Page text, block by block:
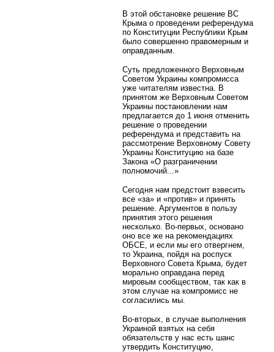
В этой обстановке решение ВС
Крыма о проведении референдума
по Конституции Республики Крым
было совершенно правомерным и
оправданным.
Суть предложенного Верховным
Советом Украины компромисса
уже читателям известна. В
принятом же Верховным Советом
Украины постановлении нам
предлагается до 1 июня отменить
решение о проведении
референдума и представить на
рассмотрение Верховному Совету
Украины Конституцию на базе
Закона «О разграничении
полномочий...»
Сегодня нам предстоит взвесить
все «за» и «против» и принять
решение. Аргументов в пользу
принятия этого решения
несколько. Во-первых, основано
оно все же на рекомендациях
ОБСЕ, и если мы его отвергнем,
то Украина, пойдя на роспуск
Верховного Совета Крыма, будет
морально оправдана перед
мировым сообществом, так как в
этом случае на компромисс не
согласились мы.
Во-вторых, в случае выполнения
Украиной взятых на себя
обязательств у нас есть шанс
утвердить Конституцию,